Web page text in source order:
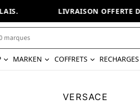
LIVRAISON OFFERTE
MARKEN COFFRETS RECHARGES
VERSACE